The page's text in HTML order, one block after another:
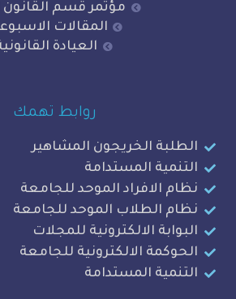
مؤتمر قسم القانون الثاني
المقالات الاسبوعية
العيادة القانونية
روابط تهمك
الخريجون المشاهير
المستدامة
الموحد للجامعة
الموحد للجامعة
الالكترونية للمجلات
الالكترونية للجامعة
المستدامة